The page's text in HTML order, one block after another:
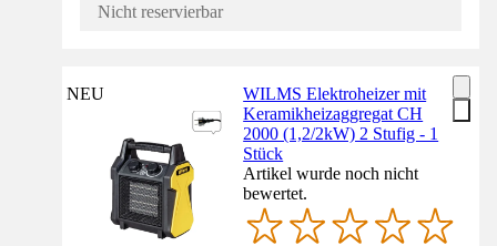
Nicht reservierbar
NEU
WILMS Elektroheizer mit
Keramikheizaggregat CH
2000 (1,2/2kW) 2 Stufig - 1
Stück
Artikel wurde noch nicht
bewertet.